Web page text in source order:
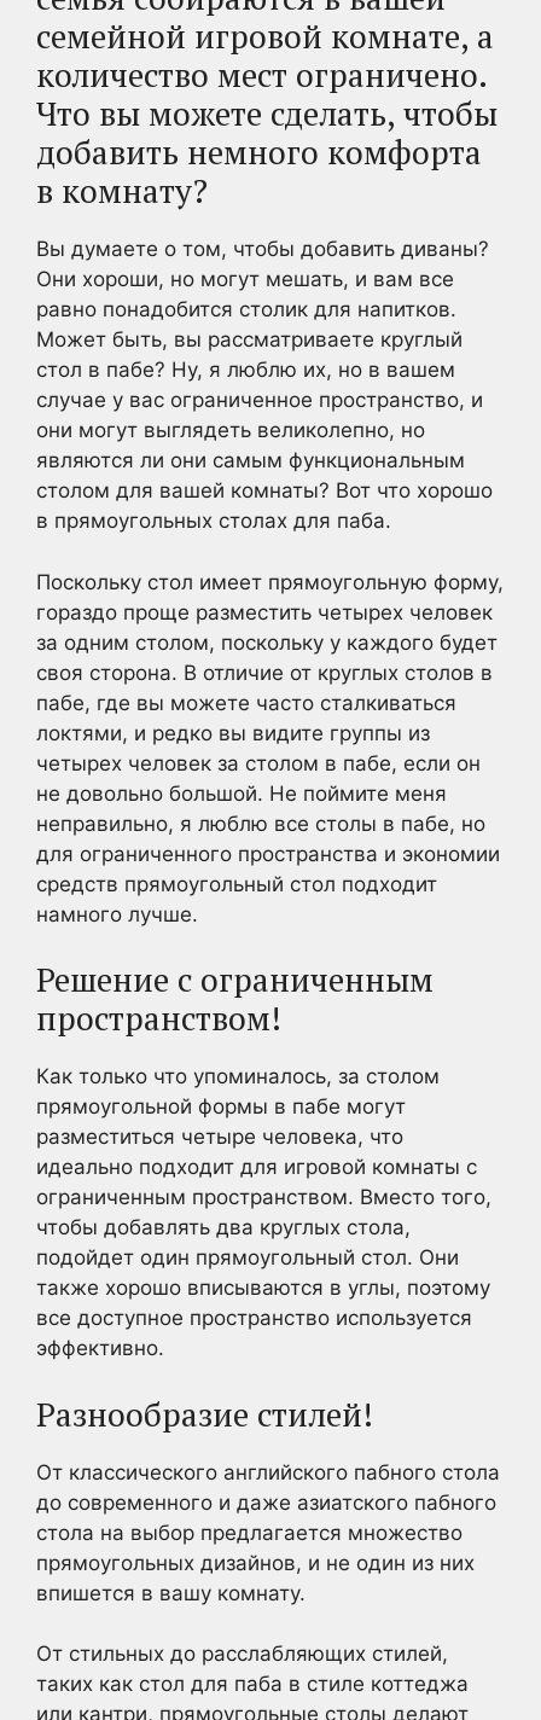
семейной игровой комнате, а
количество мест ограничено.
Что вы можете сделать, чтобы
добавить немного комфорта
в комнату?
Вы думаете о том, чтобы добавить диваны?
Они хороши, но могут мешать, и вам все
равно понадобится столик для напитков.
Может быть, вы рассматриваете круглый
стол в пабе? Ну, я люблю их, но в вашем
случае у вас ограниченное пространство, и
они могут выглядеть великолепно, но
являются ли они самым функциональным
столом для вашей комнаты? Вот что хорошо
в прямоугольных столах для паба.
Поскольку стол имеет прямоугольную форму,
гораздо проще разместить четырех человек
за одним столом, поскольку у каждого будет
своя сторона. В отличие от круглых столов в
пабе, где вы можете часто сталкиваться
локтями, и редко вы видите группы из
четырех человек за столом в пабе, если он
не довольно большой. Не поймите меня
неправильно, я люблю все столы в пабе, но
для ограниченного пространства и экономии
средств прямоугольный стол подходит
намного лучше.
Решение с ограниченным
пространством!
Как только что упоминалось, за столом
прямоугольной формы в пабе могут
разместиться четыре человека, что
идеально подходит для игровой комнаты с
ограниченным пространством. Вместо того,
чтобы добавлять два круглых стола,
подойдет один прямоугольный стол. Они
также хорошо вписываются в углы, поэтому
все доступное пространство используется
эффективно.
Разнообразие стилей!
От классического английского пабного стола
до современного и даже азиатского пабного
стола на выбор предлагается множество
прямоугольных дизайнов, и не один из них
впишется в вашу комнату.
От стильных до расслабляющих стилей,
таких как стол для паба в стиле коттеджа
или кантри, прямоугольные столы делают